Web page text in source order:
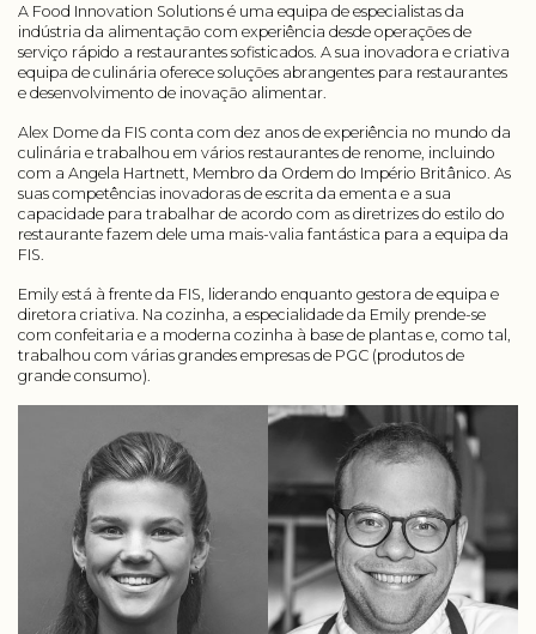
A Food Innovation Solutions é uma equipa de especialistas da
indústria da alimentação com experiência desde operações de
serviço rápido a restaurantes sofisticados. A sua inovadora e criativa
equipa de culinária oferece soluções abrangentes para restaurantes
e desenvolvimento de inovação alimentar.
Alex Dome da FIS conta com dez anos de experiência no mundo da
culinária e trabalhou em vários restaurantes de renome, incluindo
com a Angela Hartnett, Membro da Ordem do Império Britânico. As
suas competências inovadoras de escrita da ementa e a sua
capacidade para trabalhar de acordo com as diretrizes do estilo do
restaurante fazem dele uma mais-valia fantástica para a equipa da
FIS.
Emily está à frente da FIS, liderando enquanto gestora de equipa e
diretora criativa. Na cozinha, a especialidade da Emily prende-se
com confeitaria e a moderna cozinha à base de plantas e, como tal,
trabalhou com várias grandes empresas de PGC (produtos de
grande consumo).